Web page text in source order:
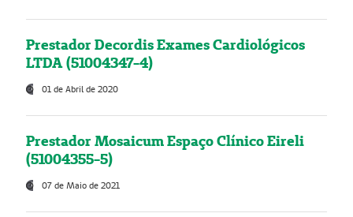
Prestador Decordis Exames Cardiológicos
LTDA (51004347-4)
01 de Abril de 2020
Prestador Mosaicum Espaço Clínico Eireli
(51004355-5)
07 de Maio de 2021